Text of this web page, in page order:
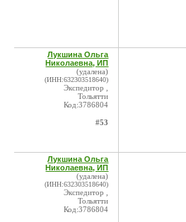
Лукшина Ольга
Николаевна, ИП
(удалена)
(ИНН:632303518640)
Экспедитор ,
Тольятти
Код:3786804
#53
Лукшина Ольга
Николаевна, ИП
(удалена)
(ИНН:632303518640)
Экспедитор ,
Тольятти
Код:3786804